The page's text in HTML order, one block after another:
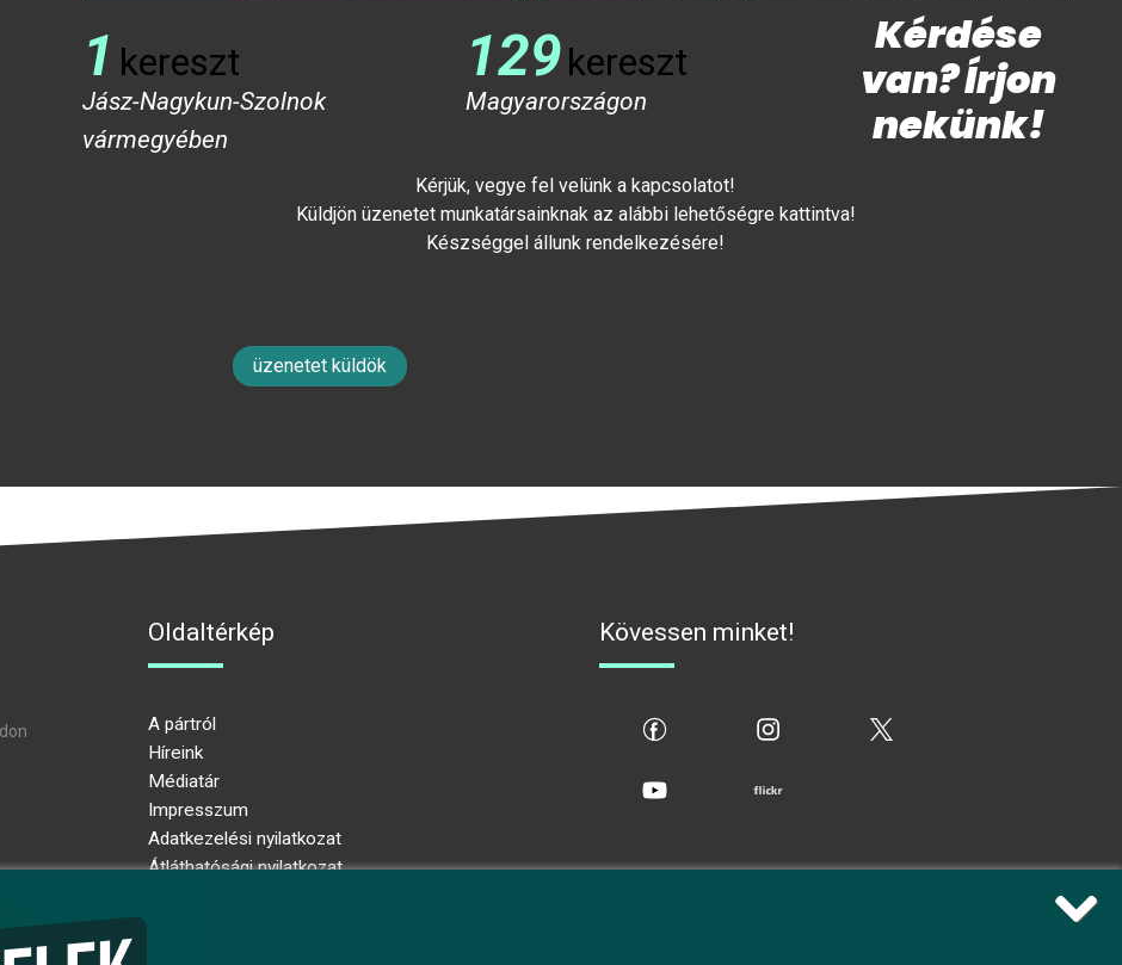
1 kereszt
Jász-Nagykun-Szolnok
vármegyében
129kereszt
Magyarországon
Kérdése
van? Írjon
nekünk!
Kérjük, vegye fel velünk a kapcsolatot!
Küldjön üzenetet munkatársainknak az alábbi lehetőségre kattintva!
Készséggel állunk rendelkezésére!
üzenetet küldök
Oldaltérkép
A pártról
Híreink
Médiatár
Impresszum
Adatkezelési nyilatkozat
Átláthatósági nyilatkozat
Kövessen minket!
flickr